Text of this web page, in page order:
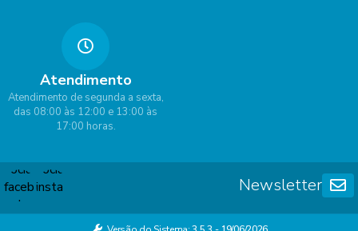
Atendimento
Atendimento de segunda a sexta,
das 08:00 às 12:00 e 13:00 às
17:00 horas.
Newsletter